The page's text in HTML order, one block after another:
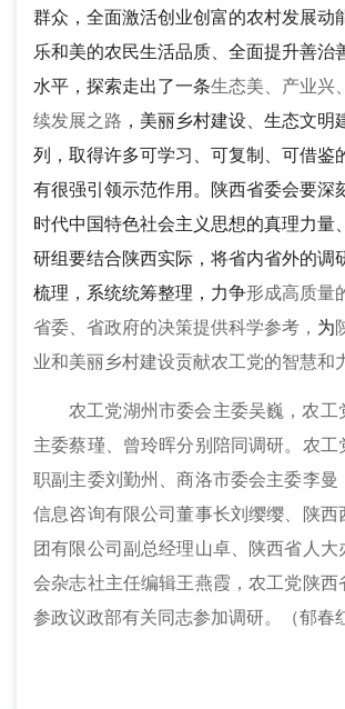
群众， 全面激活创业创富的农村发展动
乐和美的农民生活品质、全面提升善治
水平，探索走出了一条生态美、产业兴
续发展之路 ， 美丽乡村建设、生态文明
列，取得许多可学习、可复制、可借鉴
有很强引领示范作用。陕西省委会要深
时代中国特色社会主义思想的真理力量
研组要结合陕西实际，将省内省外的调
梳理，系统统筹整理，力争形成高质量
省委、省政府的决策提供科学参考， 为
业和美丽乡村建设贡献农工党的智慧和
农工党湖州市委会主委吴巍，农工
主委蔡瑾、曾玲晖分别陪同调研。农工
职副主委刘勤州、商洛市委会主委李曼
信息咨询有限公司董事长刘缨缨、陕西
团有限公司副总经理山卓、陕西省人大
会杂志社主任编辑王燕霞，农工党陕西
参政议政部有关同志参加调研。（郁春